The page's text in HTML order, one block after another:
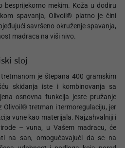
besprijekorno mekim. Koža u dodiru
spavanja, Olivoil® platno je čini
savršeno okruženje spavanja,
madraca na viši nivo.
sloj
je štepana 400 gramskim
skidanja iste i kombinovanja sa
osnovna funkcija jeste pružanje
Olivoil® tretman i termoregulaciju, jer
vune kao materijala. Najzahvalniji i
– vuna, u Vašem madracu, će
na san, omogućavajući da se na